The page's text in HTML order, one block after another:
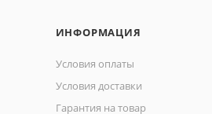
ИНФОРМАЦИЯ
Условия оплаты
Условия доставки
Гарантия на товар